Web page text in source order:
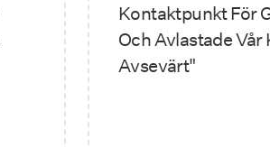
Kontaktpunkt För
Och Avlastade
Avsevärt"